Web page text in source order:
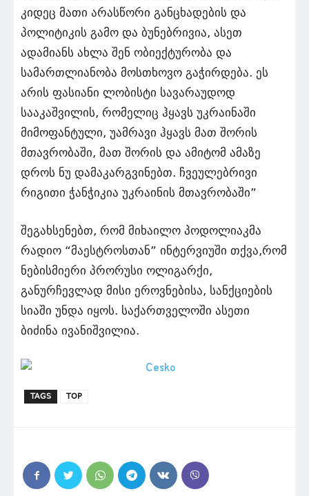
კიდეც მათი არასწორი განცხადების და
პოლიტიკის გამო და ბუნებრივია, ასეთ
ადამიანს ახლა შენ ობიექტურობა და
სამართლიანობა მოსთხოვო გაჭირდება. ეს
არის ფასიანი ლობისტი სავარაუდოდ
სააკაშვილის, რომელიც ჰყავს უკრაინაში
მიმოფანტული, უამრავი ჰყავს მათ შორის
მთავრობაში, მათ შორის და ამიტომ ამაზე
დროს ნუ დამაკარგვინებთ. ჩვეულებრივი
რიგითი ჭანჭიკია უკრაინის მთავრობაში”
შეგახსენებთ, რომ მიხაილო პოდოლიაკმა
რადიო “მაესტროსთან” ინტერვიუში თქვა,რომ
ნებისმიერი პრორუსი ოლიგარქი,
განურჩევლად მისი ეროვნებისა, სანქციების
სიაში უნდა იყოს. საქართველოში ასეთი
ბიძინა ივანიშვილია.
TAGS TOP